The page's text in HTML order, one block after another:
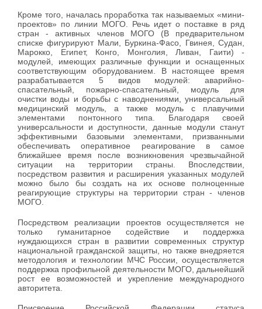
Кроме того, началась проработка так называемых «мини-
проектов» по линии МОГО. Речь идет о поставке в ряд
стран - активных членов МОГО (В предварительном
списке фигурируют Мали, Буркина-Фасо, Гвинея, Судан,
Марокко, Египет, Конго, Монголия, Ливан, Гаити) -
модулей, имеющих различные функции и оснащенных
соответствующим оборудованием. В настоящее время
разрабатывается 5 видов модулей: аварийно-
спасательный, пожарно-спасательный, модуль для
очистки воды и борьбы с наводнениями, универсальный
медицинский модуль, а также модуль с плавучими
элементами понтонного типа. Благодаря своей
универсальности и доступности, данные модули станут
эффективными базовыми элементами, призванными
обеспечивать оперативное реагирование в самое
ближайшее время после возникновения чрезвычайной
ситуации на территории страны. Впоследствии,
посредством развития и расширения указанных модулей
можно было бы создать на их основе полноценные
реагирующие структуры на территории стран - членов
МОГО.
Посредством реализации проектов осуществляется не
только гуманитарное содействие и поддержка
нуждающихся стран в развитии современных структур
национальной гражданской защиты, но также внедряется
методология и технологии МЧС России, осуществляется
поддержка профильной деятельности МОГО, дальнейший
рост ее возможностей и укрепление международного
авторитета.